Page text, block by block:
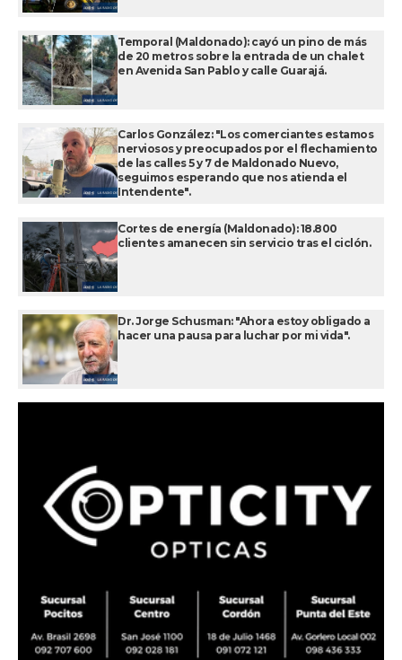
Temporal (Maldonado): cayó un pino de más
de 20 metros sobre la entrada de un chalet
en Avenida San Pablo y calle Guarajá.
Carlos González: "Los comerciantes estamos
nerviosos y preocupados por el flechamiento
de las calles 5 y 7 de Maldonado Nuevo,
seguimos esperando que nos atienda el
Intendente".
Cortes de energía (Maldonado): 18.800
clientes amanecen sin servicio tras el ciclón.
Dr. Jorge Schusman: "Ahora estoy obligado a
hacer una pausa para luchar por mi vida".